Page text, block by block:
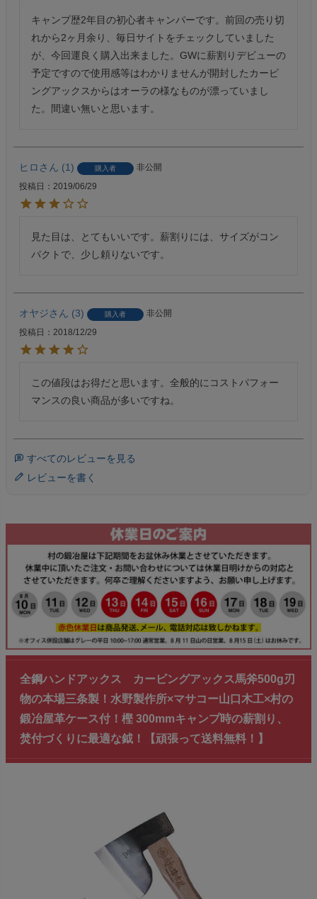
キャンプ歴2年目の初心者キャンパーです。前回の売り切
れから2ヶ月余り、毎日サイトをチェックしていました
が、今回運良く購入出来ました。GWに薪割りデビューの
予定ですので使用感等はわかりませんが開封したカービ
ングアックスからはオーラの様なものが漂っていまし
た。間違い無いと思います。
ヒロ 1 購入者
非公開
投稿日
2019/06/29
見た目は、とてもいいです。薪割りには、サイズがコン
パクトで、少し頼りないです。
オヤジ 3 購入者
非公開
投稿日
2018/12/29
この値段はお得だと思います。全般的にコストパフォー
マンスの良い商品が多いですね。
すべてのレビューを見る
レビューを書く
全鋼ハンドアックス カービングアックス馬斧500g刃
物の本場三条製！水野製作所×マサコー山口木工×村の
鍛冶屋革ケース付！樫 300mmキャンプ時の薪割り、
焚付づくりに最適な鉞！【頑張って送料無料！】